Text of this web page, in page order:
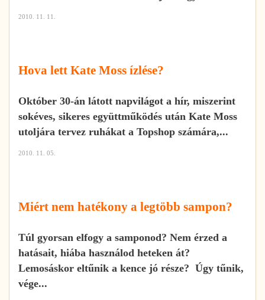
2010. 11. 11.
Hova lett Kate Moss ízlése?
Október 30-án látott napvilágot a hír, miszerint
sokéves, sikeres együttműködés után Kate Moss
utoljára tervez ruhákat a Topshop számára,...
2010. 11. 05.
Miért nem hatékony a legtöbb sampon?
Túl gyorsan elfogy a samponod? Nem érzed a
hatásait, hiába használod heteken át?
Lemosáskor eltűnik a kence jó része? Úgy tűnik,
vége...